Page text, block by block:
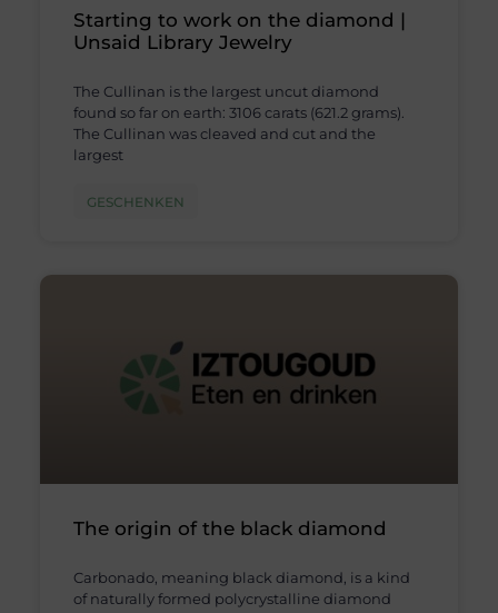
Starting to work on the diamond |
Unsaid Library Jewelry
The Cullinan is the largest uncut diamond
found so far on earth: 3106 carats (621.2 grams).
The Cullinan was cleaved and cut and the
largest
GESCHENKEN
The origin of the black diamond
Carbonado, meaning black diamond, is a kind
of naturally formed polycrystalline diamond